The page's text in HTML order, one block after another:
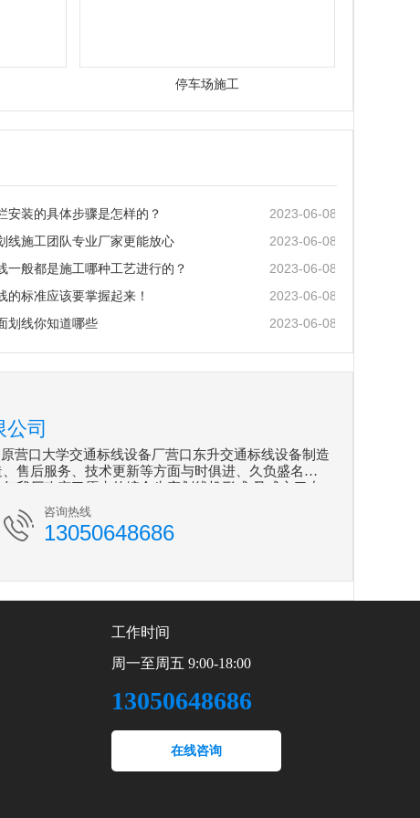
停车场施工
安装的具体步骤是怎样的？ 2023-06-08
线施工团队专业厂家更能放心 2023-06-08
一般都是施工哪种工艺进行的？ 2023-06-08
的标准应该要掌握起来！ 2023-06-08
划线你知道哪些 2023-06-08
司
营口大学交通标线设备厂营口东升交通标线设备制造
售后服务、技术更新等方面与时俱进、久负盛名。
我厂改变了原来的综合生产划线机形式,又成立了专
。
咨询热线
13050648686
工作时间
周一至周五 9:00-18:00
13050648686
在线咨询